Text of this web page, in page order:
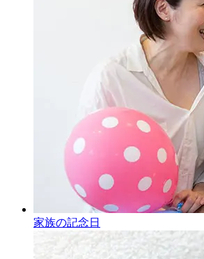
家族の記念日